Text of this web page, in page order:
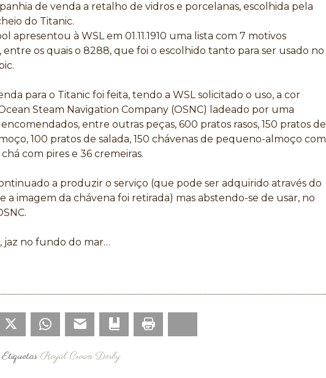
de venda a retalho de vidros e porcelanas, escolhida pela
do Titanic.
apresentou à WSL em 01.11.1910 uma lista com 7 motivos
os quais o 8288, que foi o escolhido tanto para ser usado no
para o Titanic foi feita, tendo a WSL solicitado o uso, a cor
Steam Navigation Company (OSNC) ladeado por uma
entre outras peças, 600 pratos rasos, 150 pratos de
100 pratos de salada, 150 chávenas de pequeno-almoço com
com pires e 36 cremeiras.
a produzir o serviço (que pode ser adquirido através do
a imagem da chávena foi retirada) mas abstendo-se de usar, no
jaz no fundo do mar…
Twitter WhatsApp Bookmark
Etiquetas Royal Crown Derby